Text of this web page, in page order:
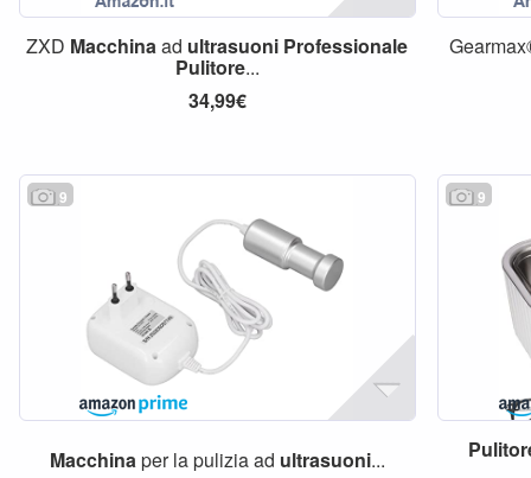
ZXD Macchinaad ultrasuoni Professionale
Pulitore...
34,99€
9
Macchinaper la pulizia ad ultrasuoni...
9